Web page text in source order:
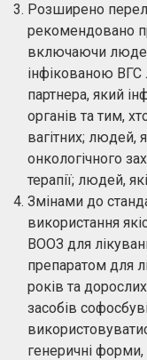
Розширено
рекомендовано
включаючи
інфікованою
партнера, який
органів та тим,
вагітних; людей,
онкологічного
терапії; людей,
Змінами до
використання
ВООЗ для
препаратом для
років та
засобів
генеричні